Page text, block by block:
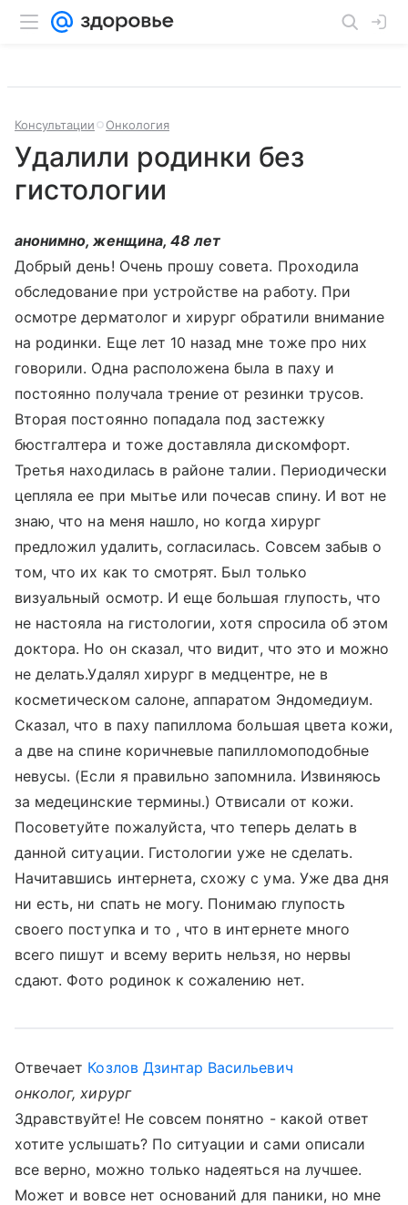
Консультации Онкология
Удалили родинки без
гистологии
анонимно, женщина, 48 лет
Добрый день! Очень прошу совета. Проходила
обследование при устройстве на работу. При
осмотре дерматолог и хирург обратили внимание
на родинки. Еще лет 10 назад мне тоже про них
говорили. Одна расположена была в паху и
постоянно получала трение от резинки трусов.
Вторая постоянно попадала под застежку
бюстгалтера и тоже доставляла дискомфорт.
Третья находилась в районе талии. Периодически
цепляла ее при мытье или почесав спину. И вот не
знаю, что на меня нашло, но когда хирург
предложил удалить, согласилась. Совсем забыв о
том, что их как то смотрят. Был только
визуальный осмотр. И еще большая глупость, что
не настояла на гистологии, хотя спросила об этом
доктора. Но он сказал, что видит, что это и можно
не делать.Удалял хирург в медцентре, не в
косметическом салоне, аппаратом Эндомедиум.
Сказал, что в паху папиллома большая цвета кожи,
а две на спине коричневые папилломоподобные
невусы. (Если я правильно запомнила. Извиняюсь
за медецинские термины.) Отвисали от кожи.
Посоветуйте пожалуйста, что теперь делать в
данной ситуации. Гистологии уже не сделать.
Начитавшись интернета, схожу с ума. Уже два дня
ни есть, ни спать не могу. Понимаю глупость
своего поступка и то , что в интернете много
всего пишут и всему верить нельзя, но нервы
сдают. Фото родинок к сожалению нет.
Отвечает Козлов Дзинтар Васильевич
онколог, хирург
Здравствуйте! Не совсем понятно - какой ответ
хотите услышать? По ситуации и сами описали
все верно, можно только надеяться на лучшее.
Может и вовсе нет оснований для паники, но мне